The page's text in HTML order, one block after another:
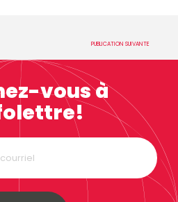
PUBLICATION SUIVANTE
vous à